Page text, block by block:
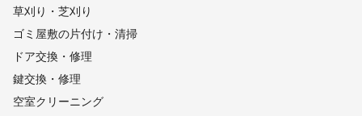
草刈り・芝刈り
ゴミ屋敷の片付け・清掃
ドア交換・修理
鍵交換・修理
空室クリーニング